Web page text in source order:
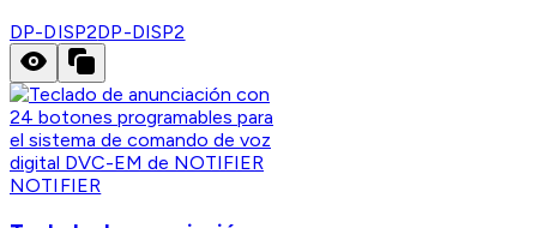
DP-DISP2DP-DISP2
NOTIFIER